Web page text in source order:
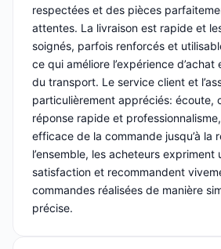
respectées et des pièces
attentes. La livraison est rapide et
soignés, parfois renforcés et
ce qui améliore l’expérience
du transport. Le service client et
particulièrement appréciés: écoute,
réponse rapide et
efficace de la commande jusqu’à la
l’ensemble, les acheteurs expriment
satisfaction et recommandent
commandes réalisées de manière
précise.